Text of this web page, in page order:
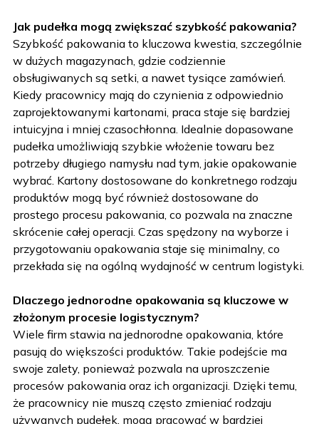
Jak pudełka mogą zwiększać szybkość pakowania?
Szybkość pakowania to kluczowa kwestia, szczególnie
w dużych magazynach, gdzie codziennie
obsługiwanych są setki, a nawet tysiące zamówień.
Kiedy pracownicy mają do czynienia z odpowiednio
zaprojektowanymi kartonami, praca staje się bardziej
intuicyjna i mniej czasochłonna. Idealnie dopasowane
pudełka umożliwiają szybkie włożenie towaru bez
potrzeby długiego namysłu nad tym, jakie opakowanie
wybrać. Kartony dostosowane do konkretnego rodzaju
produktów mogą być również dostosowane do
prostego procesu pakowania, co pozwala na znaczne
skrócenie całej operacji. Czas spędzony na wyborze i
przygotowaniu opakowania staje się minimalny, co
przekłada się na ogólną wydajność w centrum logistyki.
Dlaczego jednorodne opakowania są kluczowe w
złożonym procesie logistycznym?
Wiele firm stawia na jednorodne opakowania, które
pasują do większości produktów. Takie podejście ma
swoje zalety, ponieważ pozwala na uproszczenie
procesów pakowania oraz ich organizacji. Dzięki temu,
że pracownicy nie muszą często zmieniać rodzaju
używanych pudełek, mogą pracować w bardziej